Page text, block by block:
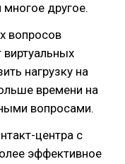
многое другое.
вопросов
нагрузку на
времени на
вопросами.
центра с
эффективное